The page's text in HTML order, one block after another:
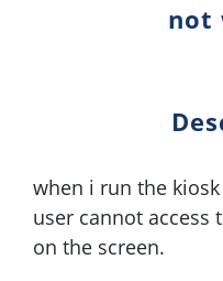
not
when i run the
user cannot access
on the screen.